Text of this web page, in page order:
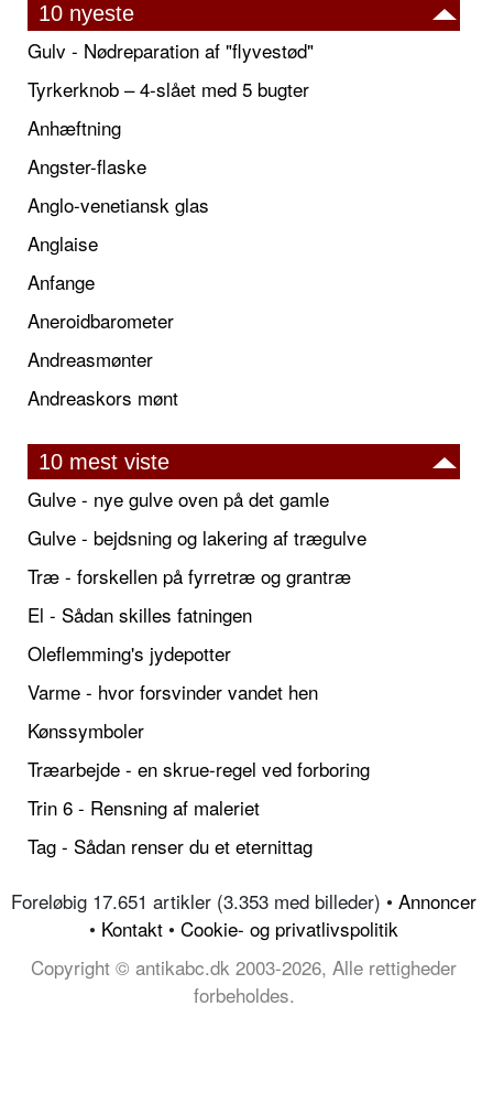
10 nyeste
Gulv - Nødreparation af "flyvestød"
Tyrkerknob – 4-slået med 5 bugter
Anhæftning
Angster-flaske
Anglo-venetiansk glas
Anglaise
Anfange
Aneroidbarometer
Andreasmønter
Andreaskors mønt
10 mest viste
Gulve - nye gulve oven på det gamle
Gulve - bejdsning og lakering af trægulve
Træ - forskellen på fyrretræ og grantræ
El - Sådan skilles fatningen
Oleflemming's jydepotter
Varme - hvor forsvinder vandet hen
Kønssymboler
Træarbejde - en skrue-regel ved forboring
Trin 6 - Rensning af maleriet
Tag - Sådan renser du et eternittag
Foreløbig 17.651 artikler (3.353 med billeder) • Annoncer
• Kontakt • Cookie- og privatlivspolitik
Copyright © antikabc.dk 2003-2026, Alle rettigheder
forbeholdes.